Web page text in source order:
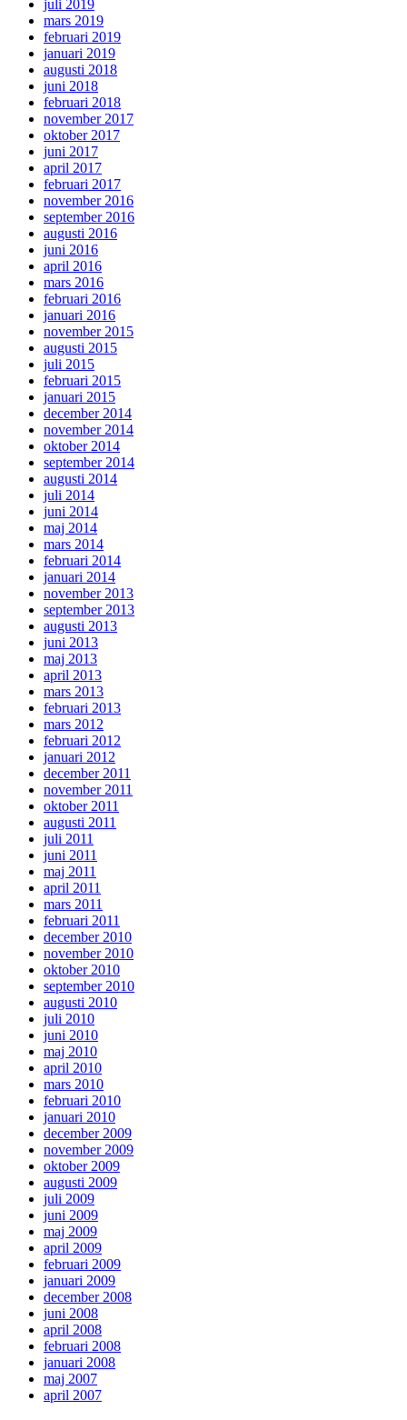
juli 2019
mars 2019
februari 2019
januari 2019
augusti 2018
juni 2018
februari 2018
november 2017
oktober 2017
juni 2017
april 2017
februari 2017
november 2016
september 2016
augusti 2016
juni 2016
april 2016
mars 2016
februari 2016
januari 2016
november 2015
augusti 2015
juli 2015
februari 2015
januari 2015
december 2014
november 2014
oktober 2014
september 2014
augusti 2014
juli 2014
juni 2014
maj 2014
mars 2014
februari 2014
januari 2014
november 2013
september 2013
augusti 2013
juni 2013
maj 2013
april 2013
mars 2013
februari 2013
mars 2012
februari 2012
januari 2012
december 2011
november 2011
oktober 2011
augusti 2011
juli 2011
juni 2011
maj 2011
april 2011
mars 2011
februari 2011
december 2010
november 2010
oktober 2010
september 2010
augusti 2010
juli 2010
juni 2010
maj 2010
april 2010
mars 2010
februari 2010
januari 2010
december 2009
november 2009
oktober 2009
augusti 2009
juli 2009
juni 2009
maj 2009
april 2009
februari 2009
januari 2009
december 2008
juni 2008
april 2008
februari 2008
januari 2008
maj 2007
april 2007